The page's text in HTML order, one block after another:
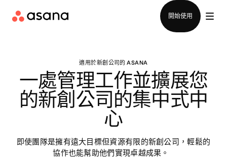
開始使用
適用於新創公司的 ASANA
一處管理工作並擴展您
的新創公司的集中式中
心
即使團隊是擁有遠大目標但資源有限的新創公司，輕鬆的
協作也能幫助他們實現卓越成果。